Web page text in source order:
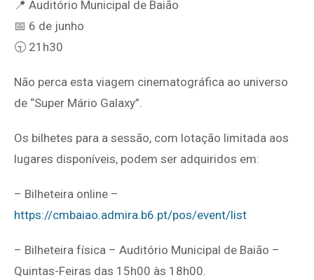
📍 Auditório Municipal de Baião
📅 6 de junho
🕤 21h30
Não perca esta viagem cinematográfica ao universo
de “Super Mário Galaxy”.
Os bilhetes para a sessão, com lotação limitada aos
lugares disponíveis, podem ser adquiridos em:
– Bilheteira online –
https://cmbaiao.admira.b6.pt/pos/event/list
– Bilheteira física – Auditório Municipal de Baião –
Quintas-Feiras das 15h00 às 18h00.